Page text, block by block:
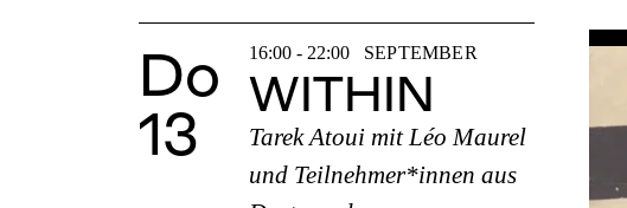
Do
13
16:00 - 22:00 SEPTEMBER
WITHIN
Tarek Atoui mit Léo Maurel
und Teilnehmer*innen aus